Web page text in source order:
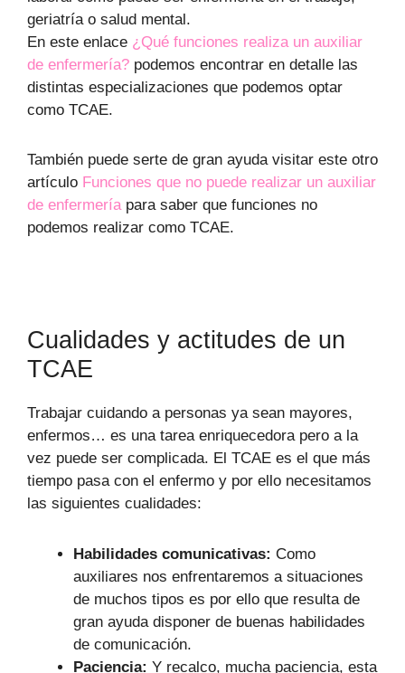
geriatría o salud mental.
En este enlace ¿Qué funciones realiza un auxiliar
de enfermería? podemos encontrar en detalle las
distintas especializaciones que podemos optar
como TCAE.
También puede serte de gran ayuda visitar este otro
artículo Funciones que no puede realizar un auxiliar
de enfermeríapara saber que funciones no
podemos realizar como TCAE.
Cualidades y actitudes de un
TCAE
Trabajar cuidando a personas ya sean mayores,
enfermos… es una tarea enriquecedora pero a la
vez puede ser complicada. El TCAE es el que más
tiempo pasa con el enfermo y por ello necesitamos
las siguientes cualidades:
Habilidades comunicativas: Como
auxiliares nos enfrentaremos a situaciones
de muchos tipos es por ello que resulta de
gran ayuda disponer de buenas habilidades
de comunicación.
Paciencia: Y recalco, mucha paciencia, esta